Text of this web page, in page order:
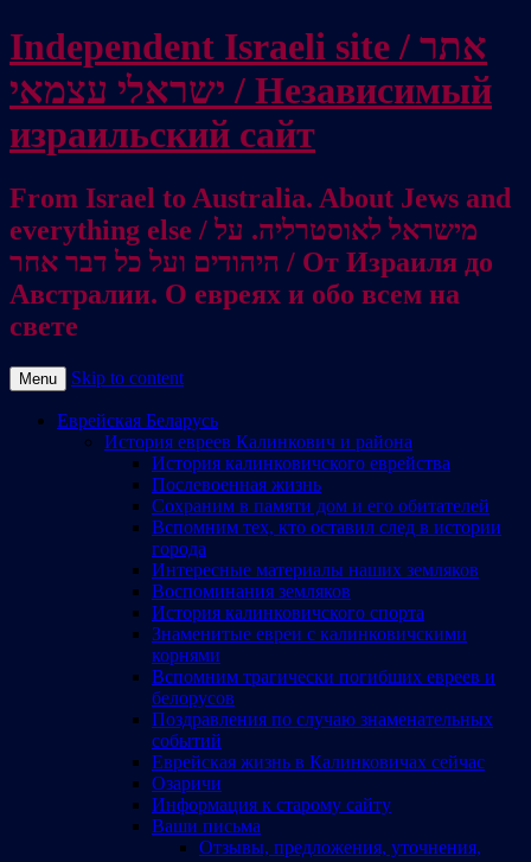
Independent Israeli site / אתר
ישראלי עצמאי / Независимый
израильский сайт
From Israel to Australia. About Jews and
everything else / מישראל לאוסטרליה. על
היהודים ועל כל דבר אחר / От Израиля до
Австралии. О евреях и обо всем на
свете
Menu Skip to content
Еврейская Беларусь
История евреев Калинкович и района
История калинковичского еврейства
Послевоенная жизнь
Сохраним в памяти дом и его обитателей
Вспомним тех, кто оставил след в истории
города
Интересные материалы наших земляков
Воспоминания земляков
История калинковичского спорта
Знаменитые евреи с калинковичскими
корнями
Вспомним трагически погибших евреев и
белорусов
Поздравления по случаю знаменательных
событий
Еврейская жизнь в Калинковичах сейчас
Озаричи
Информация к старому сайту
Ваши письма
Отзывы, предложения, уточнения,